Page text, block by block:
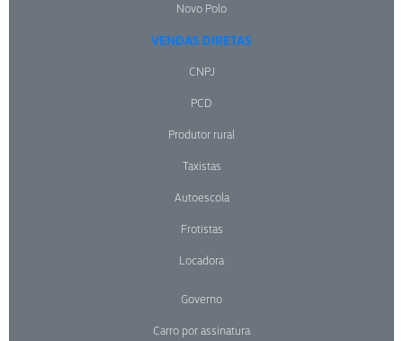
Novo Polo
VENDAS DIRETAS
CNPJ
PCD
Produtor rural
Taxistas
Autoescola
Frotistas
Locadora
Governo
Carro por assinatura